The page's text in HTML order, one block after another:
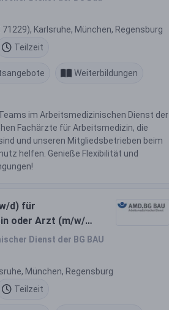
d) mit der
71229), Karlsruhe, München, Regensburg
Teilzeit
Weiterbildungen
im Arbeitsmedizinischen Dienst der
Fachärzte für Arbeitsmedizin, die
und unseren Mitgliedsbetrieben beim
helfen. Genieße Flexibilität und
d) für
oder Arzt (m/w/d)
Arbeitsmedizin
d) mit der
Dienst der BG BAU
München, Regensburg
Teilzeit